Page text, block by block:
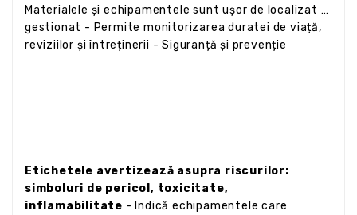
Materialele și echipamentele sunt ușor de localizat și
gestionat - Permite monitorizarea duratei de viață,
reviziilor și întreținerii - Siguranță și prevenție
Etichetele avertizează asupra riscurilor:
simboluri de pericol, toxicitate,
inflamabilitate - Indică echipamentele care